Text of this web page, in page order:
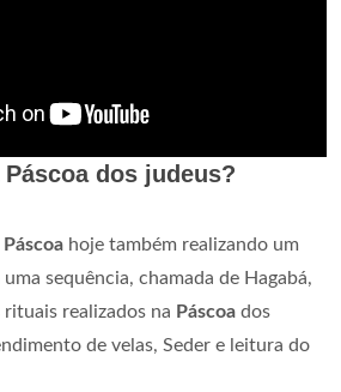
dos judeus?
Páscoa hoje também realizando um
sequência, chamada de Hagabá,
realizados na Páscoa dos
de velas, Seder e leitura do